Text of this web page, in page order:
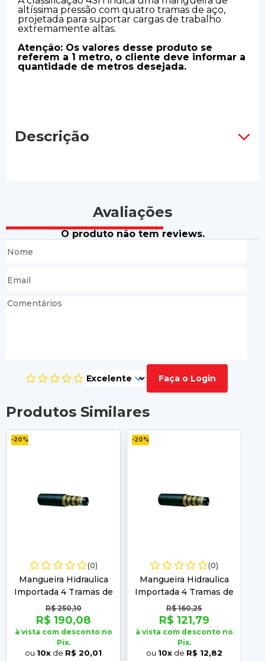
altíssima pressão com quatro tramas de aço,
projetada para suportar cargas de trabalho
extremamente altas.
Atenção: Os valores desse produto se
referem a 1 metro, o cliente deve informar a
quantidade de metros desejada.
Descrição
Avaliações
O produto não tem reviews.
Faça o Login
Produtos Similares
-20%
(0)
Mangueira Hidraulica
Importada 4 Tramas de
Aco 1.1/2" 4SH - 1 Metro
R$ 250,10
R$ 190,08
à vista com desconto no
Pix.
ou 10x de R$ 20,01
-20%
(0)
Mangueira Hidraulica
Importada 4 Tramas de
Aco 1.1/4" 4SH - 1 Metro
R$ 160,25
R$ 121,79
à vista com desconto no
Pix.
ou 10xde R$ 12,82